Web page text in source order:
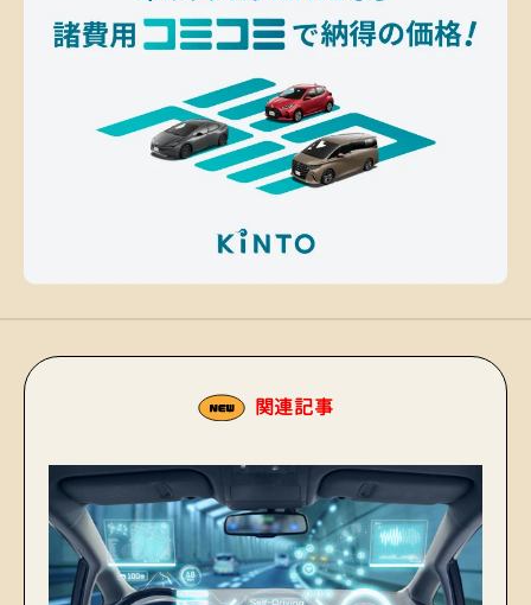
関連記事